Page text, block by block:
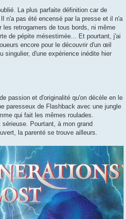
La plus parfaite définition car de
n'a pas été encensé par la presse et il n'a
les retrogamers de tous bords, ni même
de pépite mésestimée... Et pourtant, j'ai
encore pour le découvrir d'un œil
singulier, d'une expérience inédite hier
passion et d'originalité qu'on décèle en le
paresseux de Flashback avec une jungle
qui fait les mêmes roulades.
sérieuse. Pourtant, à mon grand
la parenté se trouve ailleurs.